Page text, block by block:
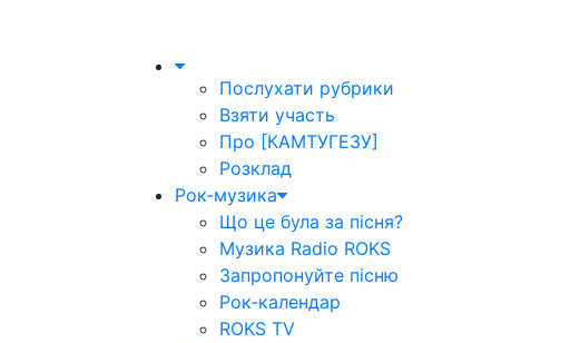
Послухати рубрики
Взяти участь
Про [КАМТУГЕЗУ]
Розклад
Рок-музика
Що це була за пісня?
Музика Radio ROKS
Запропонуйте пісню
Рок-календар
ROKS TV